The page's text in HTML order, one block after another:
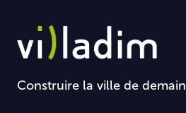
Construire la ville de demain